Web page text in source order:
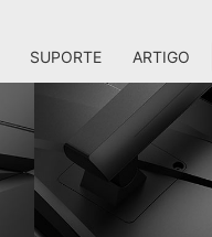
SUPORTE ARTIGO